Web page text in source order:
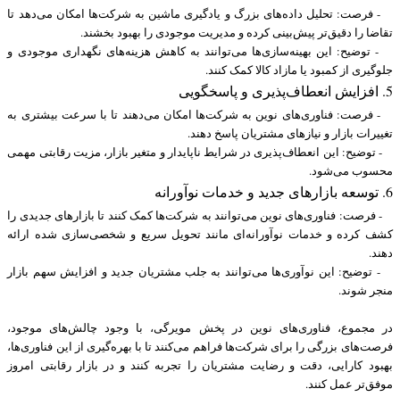
- فرصت: تحلیل داده‌های بزرگ و یادگیری ماشین به شرکت‌ها امکان می‌دهد تا
تقاضا را دقیق‌تر پیش‌بینی کرده و مدیریت موجودی را بهبود بخشند.
- توضیح: این بهینه‌سازی‌ها می‌توانند به کاهش هزینه‌های نگهداری موجودی و
جلوگیری از کمبود یا مازاد کالا کمک کنند.
5. افزایش انعطاف‌پذیری و پاسخگویی
- فرصت: فناوری‌های نوین به شرکت‌ها امکان می‌دهند تا با سرعت بیشتری به
تغییرات بازار و نیازهای مشتریان پاسخ دهند.
- توضیح: این انعطاف‌پذیری در شرایط ناپایدار و متغیر بازار، مزیت رقابتی مهمی
محسوب می‌شود.
6. توسعه بازارهای جدید و خدمات نوآورانه
- فرصت: فناوری‌های نوین می‌توانند به شرکت‌ها کمک کنند تا بازارهای جدیدی را
کشف کرده و خدمات نوآورانه‌ای مانند تحویل سریع و شخصی‌سازی شده ارائه
دهند.
- توضیح: این نوآوری‌ها می‌توانند به جلب مشتریان جدید و افزایش سهم بازار
منجر شوند.
در مجموع، فناوری‌های نوین در پخش مویرگی، با وجود چالش‌های موجود،
فرصت‌های بزرگی را برای شرکت‌ها فراهم می‌کنند تا با بهره‌گیری از این فناوری‌ها،
بهبود کارایی، دقت و رضایت مشتریان را تجربه کنند و در بازار رقابتی امروز
موفق‌تر عمل کنند.